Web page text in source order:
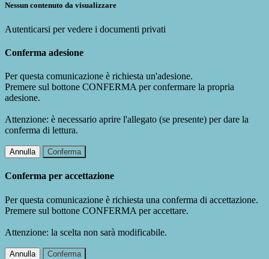
Nessun contenuto da visualizzare
Autenticarsi per vedere i documenti privati
Conferma adesione
Per questa comunicazione è richiesta un'adesione.
Premere sul bottone CONFERMA per confermare la propria
adesione.
Attenzione: è necessario aprire l'allegato (se presente) per dare la
conferma di lettura.
Annulla Conferma
Conferma per accettazione
Per questa comunicazione è richiesta una conferma di accettazione.
Premere sul bottone CONFERMA per accettare.
Attenzione: la scelta non sarà modificabile.
Annulla Conferma